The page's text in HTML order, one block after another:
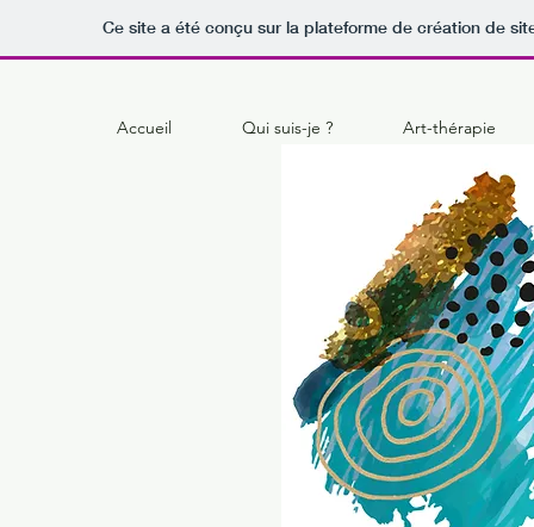
Ce site a été conçu sur la plateforme de création de
Accueil Qui suis-je ? Art-thérapie